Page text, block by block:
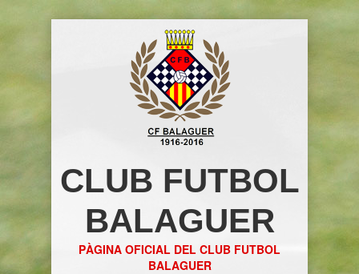
CLUB FUTBOL
BALAGUER
PÀGINA OFICIAL DEL CLUB FUTBOL
BALAGUER